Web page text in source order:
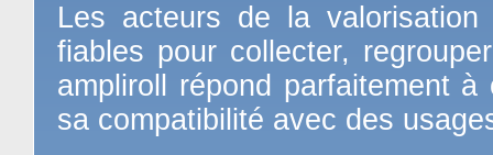
Les acteurs de la valorisation
fiables pour collecter,
ampliroll répond parfaitement
sa compatibilité avec des